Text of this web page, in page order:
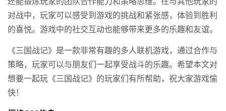
对战中，玩家可以感受到游戏的挑战和紧张感，体验到胜利
的喜悦。游戏中的社交互动也能够带来更多的乐趣和友谊。
《三国战记》是一款非常有趣的多人联机游戏，通过合作与
策略，玩家可以与朋友们一起享受战斗的乐趣。希望本文对
想要一起玩《三国战记》的玩家们有所帮助，祝大家游戏愉
快！